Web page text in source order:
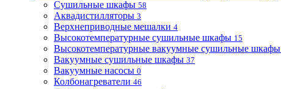
Сушильные шкафы 58
Аквадистилляторы 3
Верхнеприводные мешалки 4
Высокотемпературные сушильные шкафы 15
Высокотемпературные вакуумные сушильные шкафы
Вакуумные сушильные шкафы 37
Вакуумные насосы 0
Колбонагреватели 46